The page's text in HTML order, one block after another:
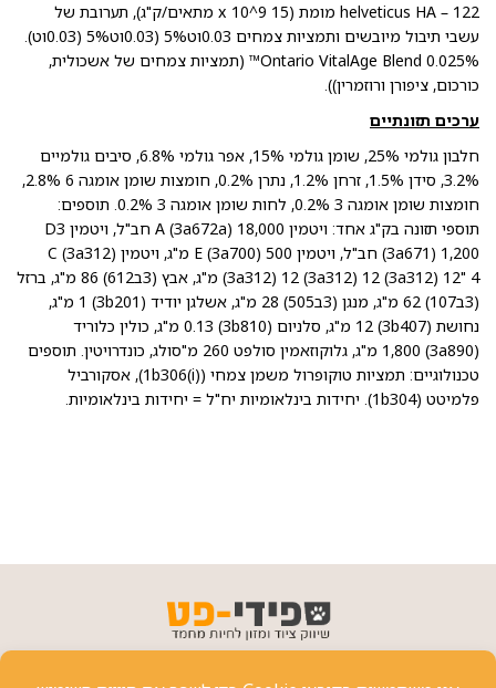
helveticus HA – 122 מומת (15 x 10^9 מתאים/ק"ג), תערובת של
עשבי תיבול מיובשים ותמציות צמחים 0.03וט5% (0.03וט5% (0.03וט).
0.025% Ontario VitalAge Blend™ (תמציות צמחים של אשכולית,
כורכום, ציפורן ורוזמרין)).
ערכים תזונתיים
חלבון גולמי 25%, שומן גולמי 15%, אפר גולמי 6.8%, סיבים גולמיים
3.2%, סידן 1.5%, זרחן 1.2%, נתרן 0.2%, חומצות שומן אומגה 6 2.8%,
חומצות שומן אומגה 3 0.2%, לחות שומן אומגה 3 0.2%. תוספים:
תוספי תזונה בק"ג אחד: ויטמין A (3a672a) 18,000 חב"ל, ויטמין D3
(3a671) 1,200 חב"ל, ויטמין E (3a700) 500 מ"ג, ויטמין C (3a312)
(3a312) 12 (3a312) 12 (3a312) 12" 4 מ"ג, אבץ (3ב612) 86 מ"ג, ברזל
(3ב107) 62 מ"ג, מנגן (3ב505) 28 מ"ג, אשלגן יודיד (3b201) 1 מ"ג,
נחושת (3b407) 12 מ"ג, סלניום (3b810) 0.13 מ"ג, כולין כלוריד
(3a890) 1,800 מ"ג, גלוקוזאמין סולפט 260 מ"סולג, כונדרויטין. תוספים
טכנולוגיים: תמציות טוקופרול משמן צמחי (1b306(i)), אסקורביל
פלמיטט (1b304). יחידות בינלאומיות יח"ל = יחידות בינלאומיות.